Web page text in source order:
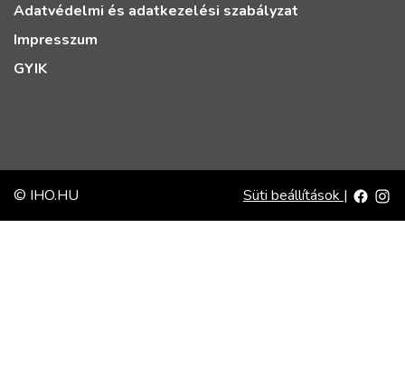
Adatvédelmi és adatkezelési szabályzat
Impresszum
GYIK
© IHO.HU Süti beállítások |